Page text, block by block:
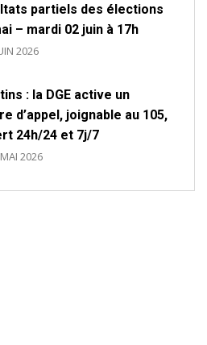
partiels des élections
– mardi 02 juin à 17h
2026
: la DGE active un
d’appel, joignable au 105,
24h/24 et 7j/7
2026